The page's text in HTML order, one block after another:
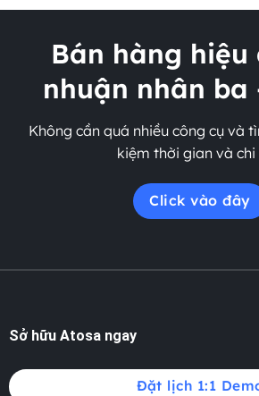
Bán hàng hiệu
nhuận nhân ba
Không cần quá nhiều công cụ và
kiệm thời gian và chi
Click vào đây
Sở hữu Atosa ngay
Đặt lịch 1:1